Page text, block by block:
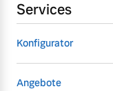
Services
Konfigurator
Angebote